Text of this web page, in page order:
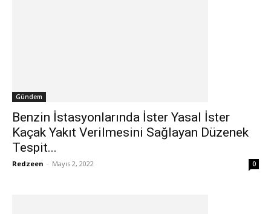
Gündem
Benzin İstasyonlarında İster Yasal İster
Kaçak Yakıt Verilmesini Sağlayan Düzenek
Tespit...
Redzeen - Mayıs 2, 2022 0